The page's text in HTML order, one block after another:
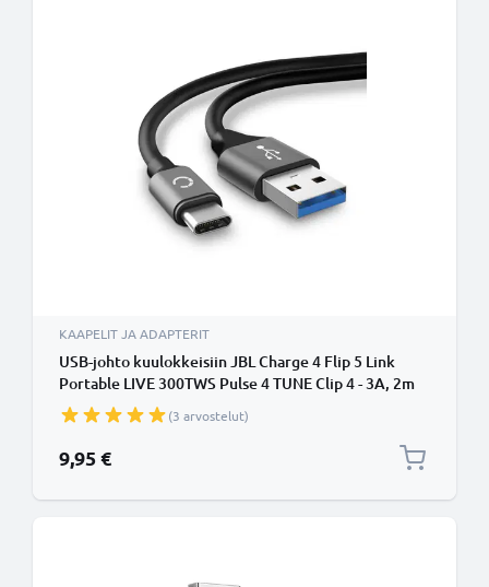
KAAPELIT JA ADAPTERIT
USB-johto kuulokkeisiin JBL Charge 4 Flip 5 Link
Portable LIVE 300TWS Pulse 4 TUNE Clip 4 - 3A, 2m
latausjohto. Harmaa PVC USB-kaapeli
(3 arvostelut)
9,95 €